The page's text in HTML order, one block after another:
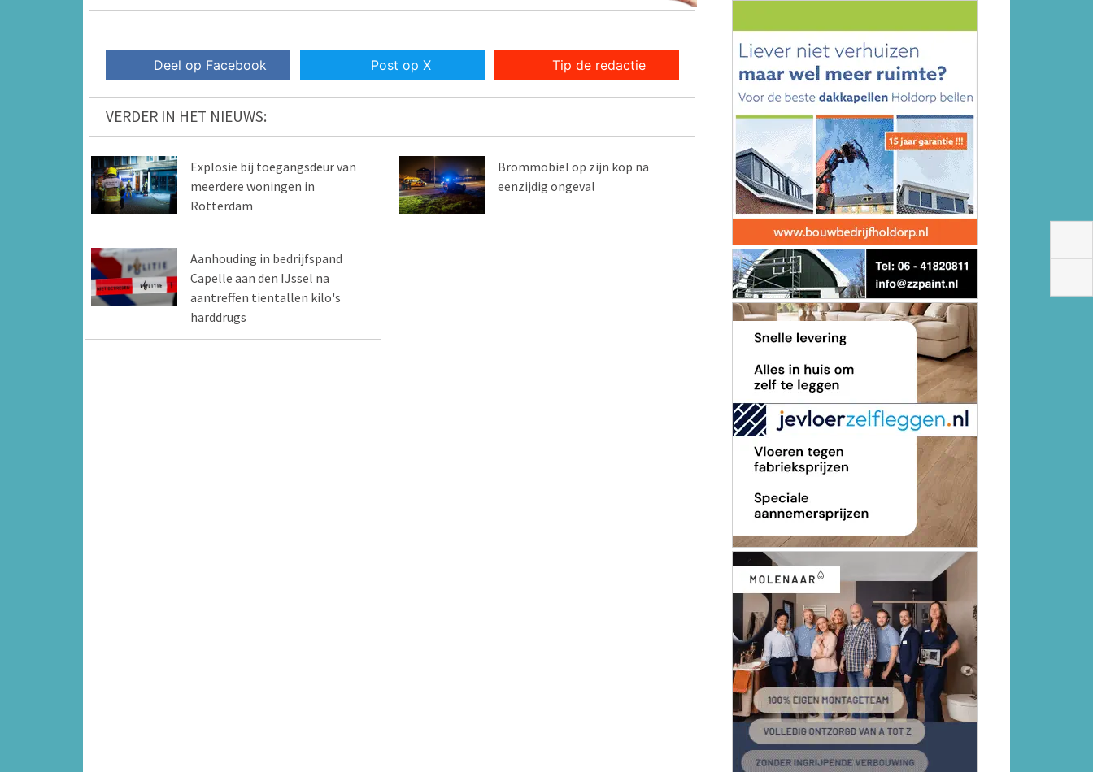
Deel op Facebook Post op X Tip de redactie
VERDER IN HET NIEUWS:
Explosie bij toegangsdeur van
meerdere woningen in
Rotterdam
Brommobiel op zijn kop na
eenzijdig ongeval
Aanhouding in bedrijfspand
Capelle aan den IJssel na
aantreffen tientallen kilo's
harddrugs